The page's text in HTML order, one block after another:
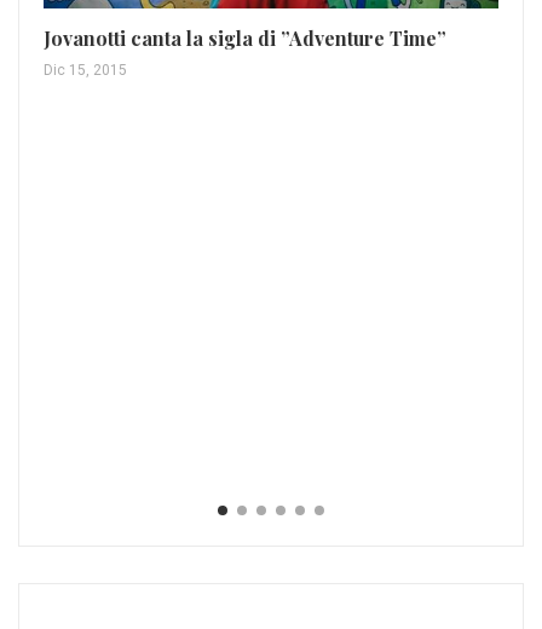
Jovanotti canta la sigla di ”Adventure Time”
Dic 15, 2015